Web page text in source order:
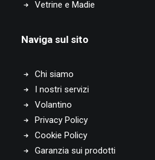
Arredamento Cameri
Arredamento Canelli
Arredamento Poirino
Arredamento Busca
Arredamento Cuorgnè
Arredamento Racconigi
Arredamento Castelletto sopra
Arredamento Castellamonte
Vetrine e Madie
Naviga sul sito
Chi siamo
I nostri servizi
Volantino
Privacy Policy
Cookie Policy
Garanzia sui prodotti